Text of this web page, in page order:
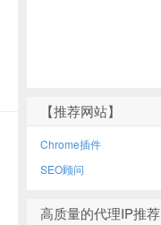
【推荐网站】
Chrome插件
SEO顾问
高质量的代理IP推荐